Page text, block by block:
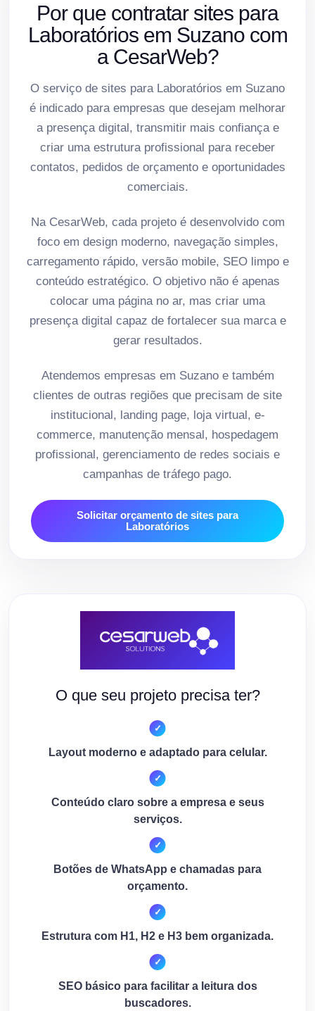
Por que contratar sites para
Laboratórios em Suzano com
a CesarWeb?
O serviço de sites para Laboratórios em Suzano
é indicado para empresas que desejam melhorar
a presença digital, transmitir mais confiança e
criar uma estrutura profissional para receber
contatos, pedidos de orçamento e oportunidades
comerciais.
Na CesarWeb, cada projeto é desenvolvido com
foco em design moderno, navegação simples,
carregamento rápido, versão mobile, SEO limpo e
conteúdo estratégico. O objetivo não é apenas
colocar uma página no ar, mas criar uma
presença digital capaz de fortalecer sua marca e
gerar resultados.
Atendemos empresas em Suzano e também
clientes de outras regiões que precisam de site
institucional, landing page, loja virtual, e-
commerce, manutenção mensal, hospedagem
profissional, gerenciamento de redes sociais e
campanhas de tráfego pago.
Solicitar orçamento de sites para
Laboratórios
O que seu projeto precisa ter?
Layout moderno e adaptado para celular.
Conteúdo claro sobre a empresa e seus
serviços.
Botões de WhatsApp e chamadas para
orçamento.
Estrutura com H1, H2 e H3 bem organizada.
SEO básico para facilitar a leitura dos
buscadores.